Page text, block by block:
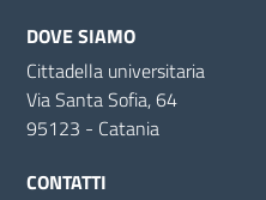
DOVE SIAMO
Cittadella universitaria
Via Santa Sofia, 64
95123 - Catania
CONTATTI